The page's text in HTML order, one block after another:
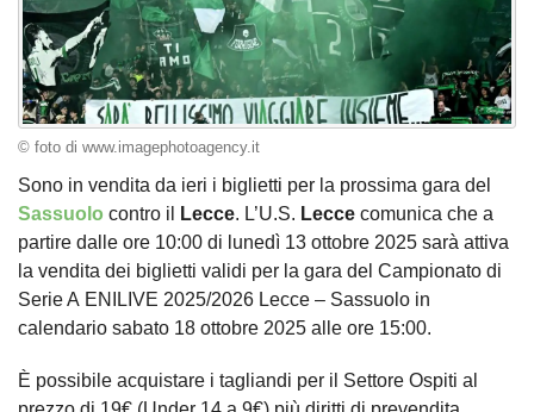
© foto di www.imagephotoagency.it
Sono in vendita da ieri i biglietti per la prossima gara del
Sassuolo contro il Lecce. L’U.S. Lecce comunica che a
partire dalle ore 10:00 di lunedì 13 ottobre 2025 sarà attiva
la vendita dei biglietti validi per la gara del Campionato di
Serie A ENILIVE 2025/2026 Lecce – Sassuolo in
calendario sabato 18 ottobre 2025 alle ore 15:00.
È possibile acquistare i tagliandi per il Settore Ospiti al